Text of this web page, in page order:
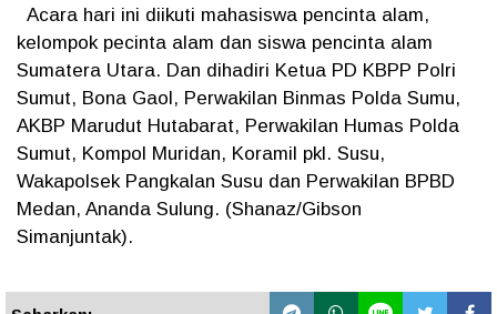
Acara hari ini diikuti mahasiswa pencinta alam,
kelompok pecinta alam dan siswa pencinta alam
Sumatera Utara. Dan dihadiri Ketua PD KBPP Polri
Sumut, Bona Gaol, Perwakilan Binmas Polda Sumu,
AKBP Marudut Hutabarat, Perwakilan Humas Polda
Sumut, Kompol Muridan, Koramil pkl. Susu,
Wakapolsek Pangkalan Susu dan Perwakilan BPBD
Medan, Ananda Sulung. (Shanaz/Gibson
Simanjuntak).